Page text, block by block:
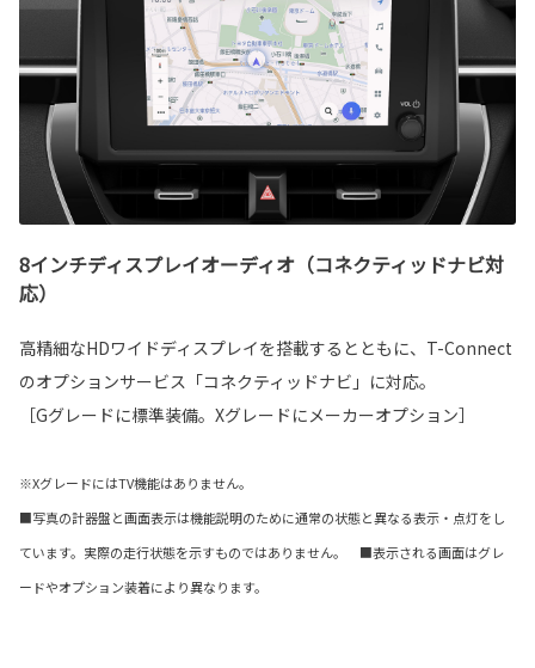
8インチディスプレイオーディオ（コネクティッドナビ対
応）
高精細なHDワイドディスプレイを搭載するとともに、T-Connect
のオプションサービス「コネクティッドナビ」に対応。
［Gグレードに標準装備。Xグレードにメーカーオプション］
※XグレードにはTV機能はありません。
■写真の計器盤と画面表示は機能説明のために通常の状態と異なる表示・点灯をし
ています。実際の走行状態を示すものではありません。 ■表示される画面はグレ
ードやオプション装着により異なります。